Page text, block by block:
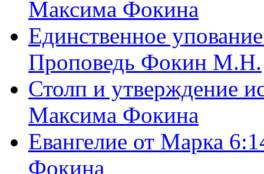
Максима Фокина
Единственное
Проповедь Фокин М.Н.
Столп и утверждение
Максима Фокина
Евангелие от Марка
Фокина